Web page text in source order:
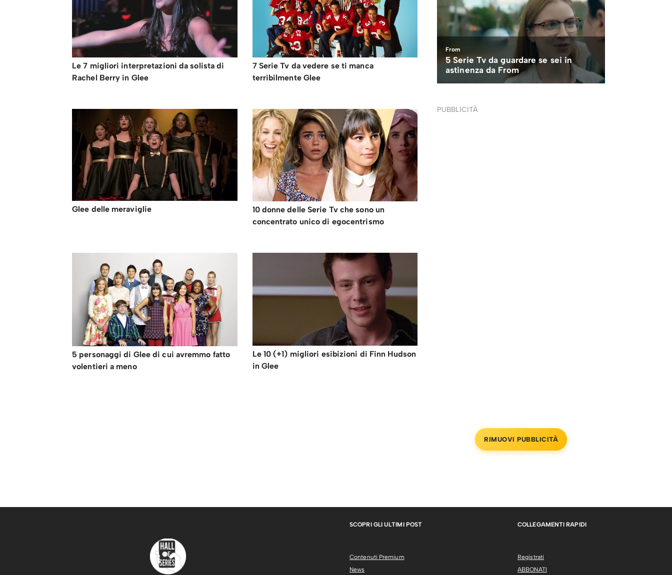
Le 7 migliori interpretazioni da solista di
Rachel Berry in Glee
7 Serie Tv da vedere se ti manca
terribilmente Glee
Glee delle meraviglie
10 donne delle Serie Tv che sono un
concentrato unico di egocentrismo
5 personaggi di Glee di cui avremmo fatto
volentieri a meno
Le 10 (+1) migliori esibizioni di Finn Hudson
in Glee
PUBBLICITÀ
RIMUOVI PUBBLICITÀ
SCOPRI GLI ULTIMI POST
Contenuti Premium
News
COLLEGAMENTI RAPIDI
Registrati
ABBONATI